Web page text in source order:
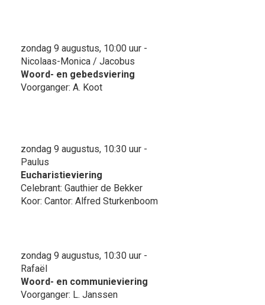
zondag 9 augustus, 10:00 uur -
Nicolaas-Monica / Jacobus
Woord- en gebedsviering
Voorganger: A. Koot
zondag 9 augustus, 10:30 uur -
Paulus
Eucharistieviering
Celebrant: Gauthier de Bekker
Koor: Cantor: Alfred Sturkenboom
zondag 9 augustus, 10:30 uur -
Rafaël
Woord- en communieviering
Voorganger: L. Janssen